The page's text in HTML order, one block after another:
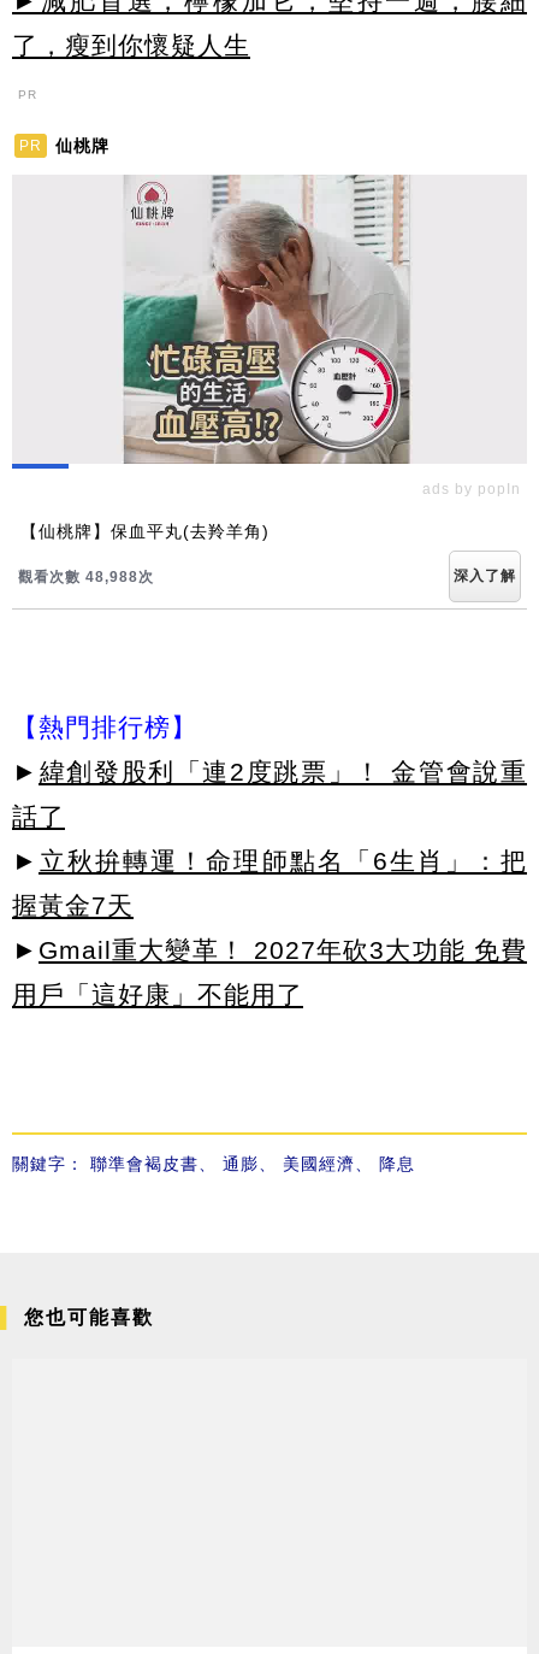
了，瘦到你懷疑人生
PR
PR 仙桃牌
ads by popIn
【仙桃牌】保血平丸(去羚羊角)
觀看次數 48,993次 深入了解
【熱門排行榜】
► 緯創發股利「連2度跳票」！ 金管會說重
話了
► 立秋拚轉運！命理師點名「6生肖」：把
握黃金7天
► Gmail重大變革！ 2027年砍3大功能 免費
用戶「這好康」不能用了
關鍵字： 聯準會褐皮書 通膨 美國經濟 降息
您也可能喜歡